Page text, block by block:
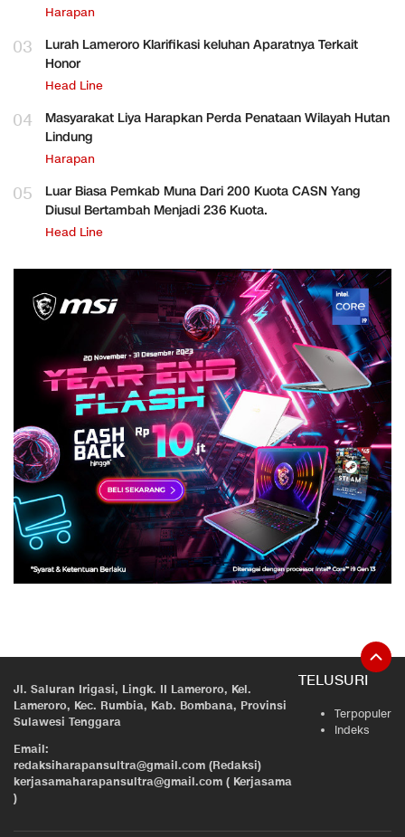
Harapan
03
Lurah Lameroro Klarifikasi keluhan Aparatnya Terkait
Honor
Head Line
04
Masyarakat Liya Harapkan Perda Penataan Wilayah Hutan
Lindung
Harapan
05
Luar Biasa Pemkab Muna Dari 200 Kuota CASN Yang
Diusul Bertambah Menjadi 236 Kuota.
Head Line
Jl. Saluran Irigasi, Lingk. II Lameroro, Kel.
Lameroro, Kec. Rumbia, Kab. Bombana, Provinsi
Sulawesi Tenggara
Email:
redaksiharapansultra@gmail.com (Redaksi)
kerjasamaharapansultra@gmail.com ( Kerjasama
)
TELUSURI
Terpopuler
Indeks